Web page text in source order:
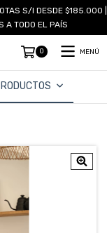
S/I DESDE $185.000 |
A TODO EL PAÍS
0 MENÚ